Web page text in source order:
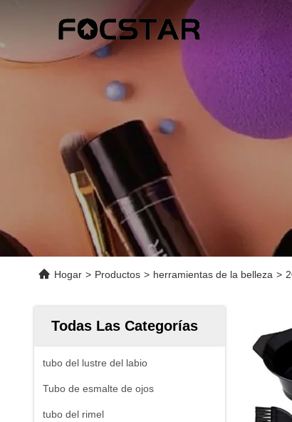
Hogar > Productos > herramientas de la belleza >
Todas Las Categorías
tubo del lustre del labio
Tubo de esmalte de ojos
tubo del rimel